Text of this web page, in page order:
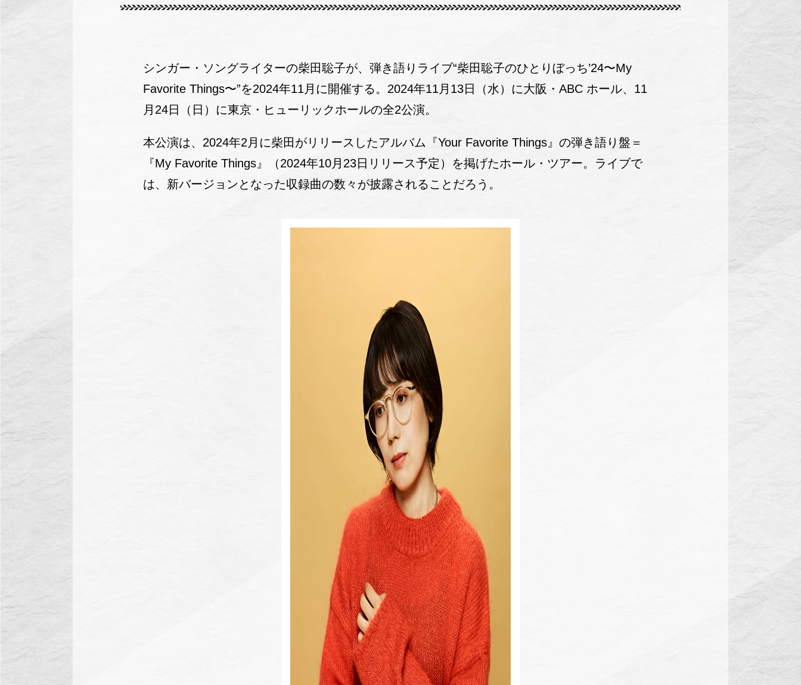
シンガー・ソングライターの柴田聡子が、弾き語りライブ“柴田聡子のひとりぼっち’24〜My
Favorite Things〜”を2024年11月に開催する。2024年11月13日（水）に大阪・ABC ホール、11
月24日（日）に東京・ヒューリックホールの全2公演。
本公演は、2024年2月に柴田がリリースしたアルバム『Your Favorite Things』の弾き語り盤＝
『My Favorite Things』（2024年10月23日リリース予定）を掲げたホール・ツアー。ライブで
は、新バージョンとなった収録曲の数々が披露されることだろう。